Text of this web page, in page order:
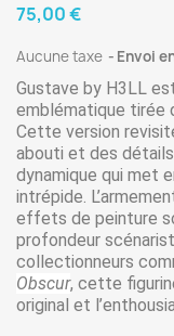
75,00 €
Aucune taxe Envoi
Gustave by H3LL
emblématique tirée
Cette version
abouti et des
dynamique qui met
intrépide.
effets de peinture
profondeur
collectionneurs
Obscur, cette
original et